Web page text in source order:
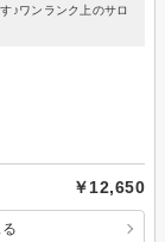
♪ワンランク上のサロ
￥12,650